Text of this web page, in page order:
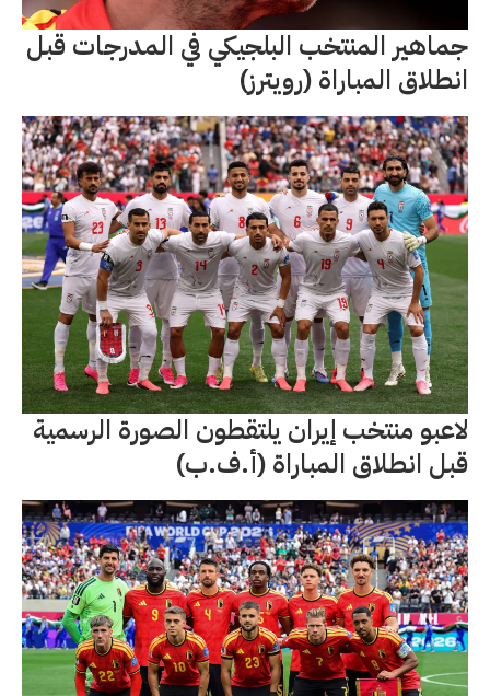
جماهير المنتخب البلجيكي في المدرجات قبل
انطلاق المباراة (رويترز)
لاعبو منتخب إيران يلتقطون الصورة الرسمية
قبل انطلاق المباراة (أ.ف.ب)